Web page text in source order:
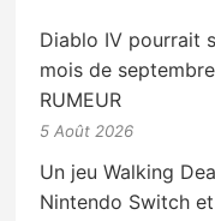
Diablo IV pourrait
mois de
RUMEUR
5 Août 2026
Un jeu Walking
Nintendo Switch